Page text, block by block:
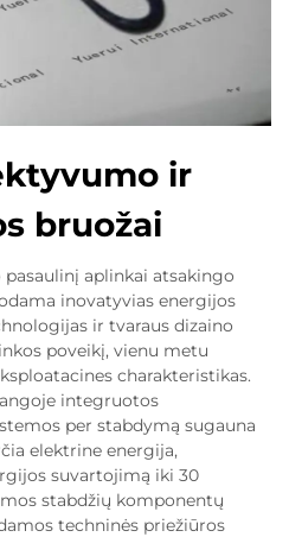
ir
bruožai
aplinkai atsakingo
inovatyvias energijos
ir tvaraus dizaino
poveikį, vienu metu
charakteristikas.
integruotos
per stabdymą sugauna
elektrine energija,
suvartojimą iki 30
stabdžių komponentų
techninės priežiūros